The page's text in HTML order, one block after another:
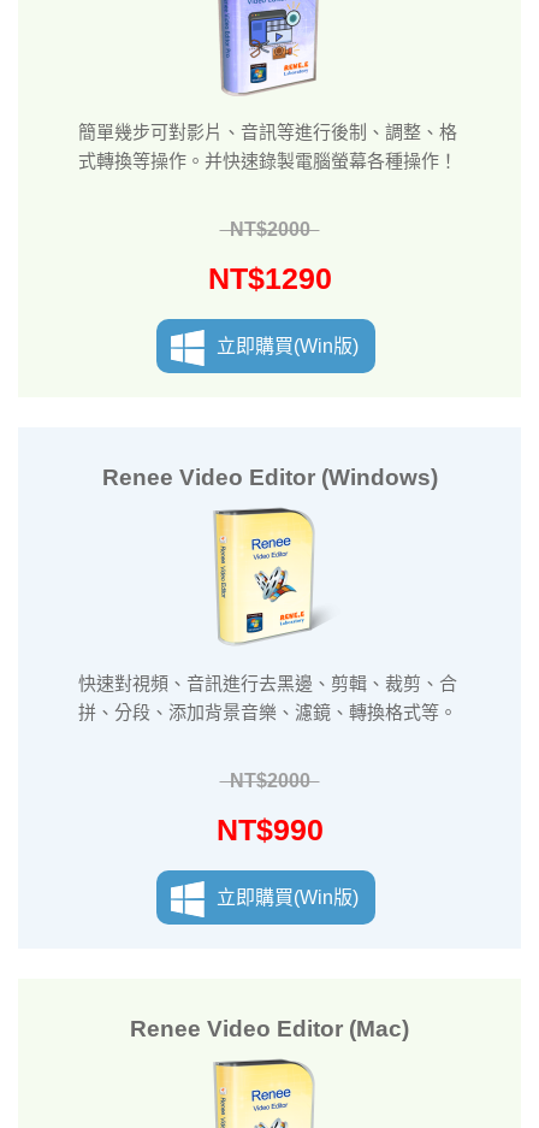
簡單幾步可對影片、音訊等進行後制、調整、格
式轉換等操作。并快速錄製電腦螢幕各種操作！
NT$2000
NT$1290
立即購買(Win版)
Renee Video Editor (Windows)
快速對視頻、音訊進行去黑邊、剪輯、裁剪、合
拼、分段、添加背景音樂、濾鏡、轉換格式等。
NT$2000
NT$990
立即購買(Win版)
Renee Video Editor (Mac)